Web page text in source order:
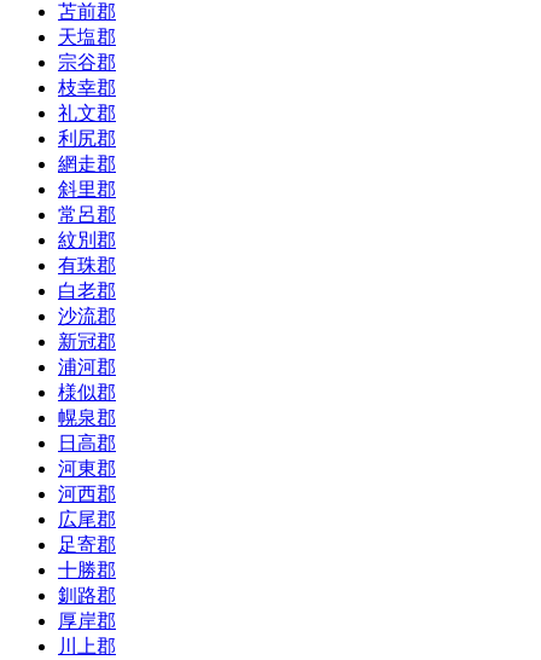
苫前郡
天塩郡
宗谷郡
枝幸郡
礼文郡
利尻郡
網走郡
斜里郡
常呂郡
紋別郡
有珠郡
白老郡
沙流郡
新冠郡
浦河郡
様似郡
幌泉郡
日高郡
河東郡
河西郡
広尾郡
足寄郡
十勝郡
釧路郡
厚岸郡
川上郡